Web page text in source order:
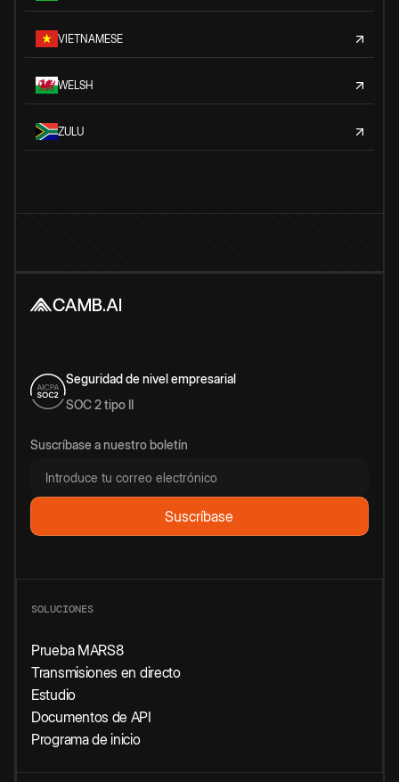
VIETNAMESE
WELSH
ZULU
Seguridad de nivel empresarial
SOC 2 tipo II
Suscríbase a nuestro boletín
SOLUCIONES
Prueba MARS8
Transmisiones en directo
Estudio
Documentos de API
Programa de inicio